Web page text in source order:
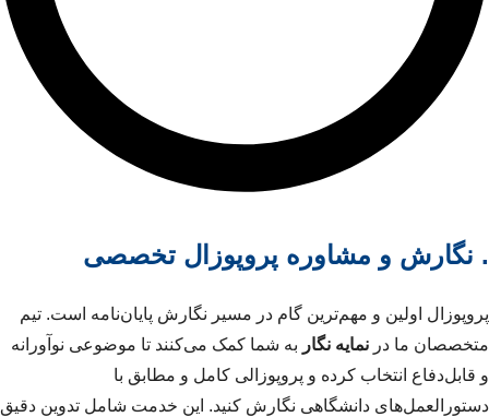
. نگارش و مشاوره پروپوزال تخصصی
پروپوزال اولین و مهم‌ترین گام در مسیر نگارش پایان‌نامه است. تیم
متخصصان ما در نمایه نگار به شما کمک می‌کنند تا موضوعی نوآورانه
و قابل‌دفاع انتخاب کرده و پروپوزالی کامل و مطابق با
دستورالعمل‌های دانشگاهی نگارش کنید. این خدمت شامل تدوین دقیق